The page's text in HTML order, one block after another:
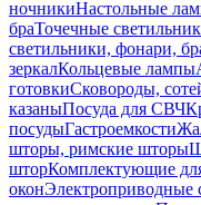
ночникиНастольные
браТочечные
светильники, фонари,
зеркалКольцевые лампы
готовкиСковороды,
казаныПосуда для СВЧ
посудыГастроемкости
шторы, римские шторы
шторКомплектующие
оконЭлектроприводные